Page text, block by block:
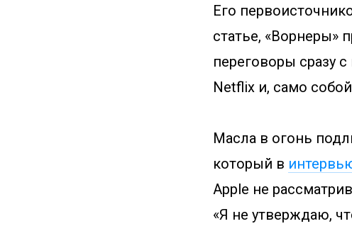
Его
статье, «Ворнеры»
переговоры сразу
Netflix и, само
Масла в огонь
который в
Apple не
«Я не утверждаю,